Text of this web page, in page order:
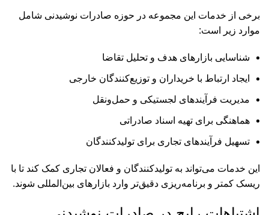
برخی از خدمات این مجموعه در حوزه صادرات نوشیدنی شامل
موارد زیر است:
شناسایی بازارهای هدف و تحلیل تقاضا
ایجاد ارتباط با خریداران و توزیع‌کنندگان خارجی
مدیریت فرآیندهای لجستیکی و حمل‌ونقل
هماهنگی برای تهیه اسناد صادراتی
تسهیل فرآیندهای تجاری برای تولیدکنندگان
این خدمات می‌تواند به تولیدکنندگان و فعالان تجاری کمک کند تا با
ریسک کمتر و برنامه‌ریزی دقیق‌تر وارد بازارهای بین‌المللی شوند.